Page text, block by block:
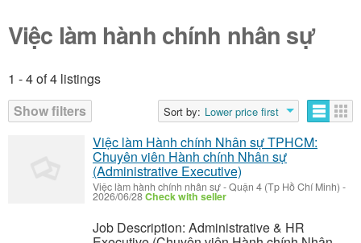
Việc làm hành chính nhân sự
1 - 4 of 4 listings
Show filters
Sort by: Lower price first
Listings
Việc làm Hành chính Nhân sự TPHCM:
Chuyên viên Hành chính Nhân sự
(Administrative Executive)
Việc làm hành chính nhân sự-Quận 4 (Tp Hồ Chí Minh) -
2026/06/28Check with seller
Job Description: Administrative & HR